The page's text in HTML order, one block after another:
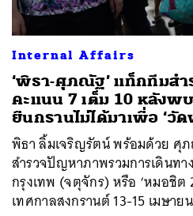
Internal Affairs
‘พิธา-ศุภณัฐ’ แท็กทีมสำ
คะแนน 7 เต็ม 10 หลังพ
ยืนกรานไม่ได้มาเพื่อ ‘วั
พิธา ลิ้มเจริญรัตน์ พร้อมด้วย ศุ
สำรวจปัญหาภาพรวมการเดินท
กรุงเทพ (จตุจักร) หรือ ‘หมอชิต
เทศกาลสงกรานต์ 13-15 เมษาย